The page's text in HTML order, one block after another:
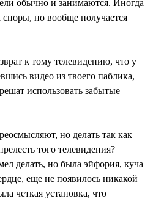
обычно и занимаются. Иногда
споры, но вообще получается
к тому телевидению, что у
видео из твоего паблика,
использовать забытые
но делать так как
того телевидения?
делать, но была эйфория, куча
еще не появилось никакой
четкая установка, что